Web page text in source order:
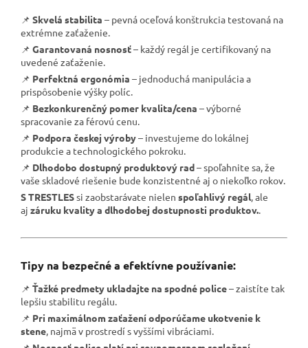
📌 Skvelá stabilita – pevná oceľová konštrukcia testovaná na
extrémne zaťaženie.
📌 Garantovaná nosnosť– každý regál je certifikovaný na
uvedené zaťaženie.
📌 Perfektná ergonómia – jednoduchá manipulácia a
prispôsobenie výšky políc.
📌 Bezkonkurenčný pomer kvalita/cena – výborné
spracovanie za férovú cenu.
📌 Podpora českej výroby– investujeme do lokálnej
produkcie a technologického pokroku.
📌 Dlhodobo dostupný produktový rad– spoľahnite sa, že
vaše skladové riešenie bude konzistentné aj o niekoľko rokov.
S TRESTLESsi zaobstarávate nielen spoľahlivý regál , ale
aj záruku kvality a dlhodobej dostupnosti produktov.
Tipy na bezpečné a efektívne používanie:
📌 Ťažké predmety ukladajte na spodné police– zaistíte tak
lepšiu stabilitu regálu.
📌 Pri maximálnom zaťažení odporúčame ukotvenie k
stene , najmä v prostredí s vyššími vibráciami.